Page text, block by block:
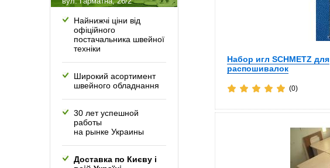
Набор игл SCHMETZ для
распошивалок
(0)
Найнижчі ціни від
офіційного
постачальника швейної
техніки
Широкий асортимент
швейного обладнання
30 лет успешной
работы
на рынке Украины
Доставка по Києву і